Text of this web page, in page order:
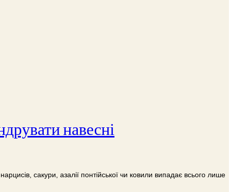
навесні
сакури, азалії понтійської чи ковили випадає всього лише